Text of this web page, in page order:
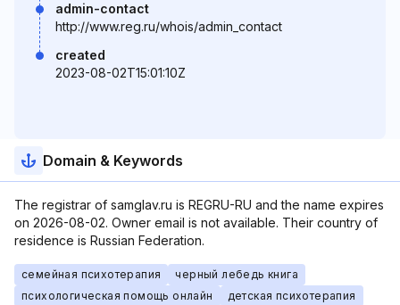
admin-contact
http://www.reg.ru/whois/admin_contact
created
2023-08-02T15:01:10Z
Domain & Keywords
The registrar of samglav.ru is REGRU-RU and the name expires
on 2026-08-02. Owner email is not available. Their country of
residence is Russian Federation.
семейная психотерапия
черный лебедь книга
психологическая помощь онлайн
детская психотерапия